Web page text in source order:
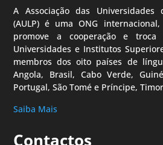
A Associação das Universidades
(AULP) é uma ONG
promove a cooperação e
Universidades e Institutos
membros dos oito países de
Angola, Brasil, Cabo Verde,
Portugal, São Tomé e Príncipe,
Saiba Mais
Contactos